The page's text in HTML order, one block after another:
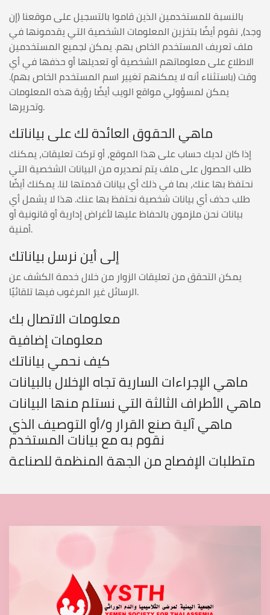
بالنسبة للمستخدمين الذين قاموا بالتسجيل على موقعنا (إن
وجد)، نقوم أيضًا بتخزين المعلومات الشخصية التي يقدمونها في
ملف تعريف المستخدم الخاص بهم. يمكن لجميع المستخدمين
الاطلاع على معلوماتهم الشخصية أو تعديلها أو حذفها في أي
وقت (باستثناء أنه لا يمكنهم تغيير اسم المستخدم الخاص بهم).
يمكن لمسؤولي مواقع الويب أيضًا رؤية هذه المعلومات
وتحريرها.
ماهي الحقوق العائدة لك على بياناتك
إذا كان لديك حساب على هذا الموقع، أو تركت تعليقات، يمكنك
طلب الحصول على ملف يتم تصديره من البيانات الشخصية التي
نحتفظ بها عنك، بما في ذلك أي بيانات قدمتها لنا. يمكنك أيضًا
طلب حذف أي بيانات شخصية نحتفظ بها عنك. هذا لا يشمل أي
بيانات نحن ملزمون بالحفاظ عليها لأغراض إدارية أو قانونية أو
أمنية.
إلى أين نرسل بياناتك
يمكن التحقق من تعليقات الزوار من خلال خدمة الكشف عن
الرسائل غير المرغوب فيها تلقائيًا.
معلومات الاتصال بك
معلومات إضافية
كيف نحمي بياناتك
ماهي الإجراءات السارية تجاه الإخلال بالبيانات
ماهي الأطراف الثالثة التي نستلم منها البيانات
ماهي آلية صنع القرار و/أو التوصيف الذي
نقوم به مع بيانات المستخدم
متطلبات الإفصاح من الجهة المنظمة للصناعة